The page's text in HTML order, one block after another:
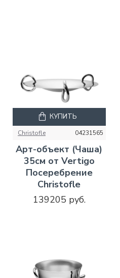
Christofle 04231565
Арт-объект (Чаша)
35см от Vertigo
Посеребрение
Christofle
139205 руб.
КУПИТЬ